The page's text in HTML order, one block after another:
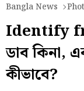
Bangla News
Identify
ডাব কিনা,
কীভাবে?